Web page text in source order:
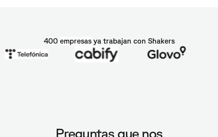
400 empresasya trabajan con Shakers
Preguntas que nos